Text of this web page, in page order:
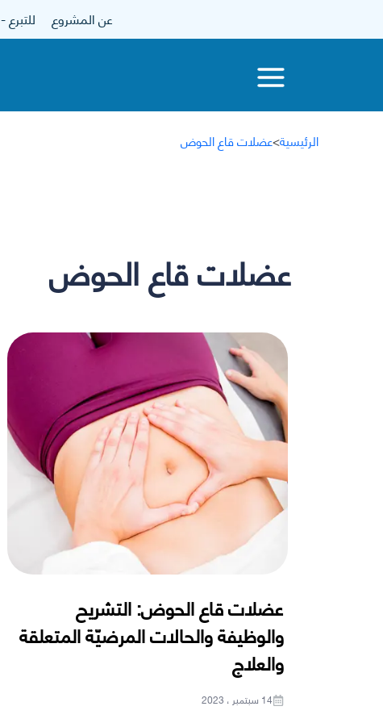
عن المشروع للتبرع - donate
الرئيسية>عضلات قاع الحوض
عضلات قاع الحوض
عضلات قاع الحوض: التشريح
والوظيفة والحالات المرضيّة المتعلقة
والعلاج
14 سبتمبر ، 2023